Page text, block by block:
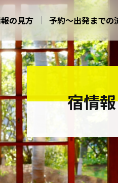
の見方 予約～出発までの
宿情